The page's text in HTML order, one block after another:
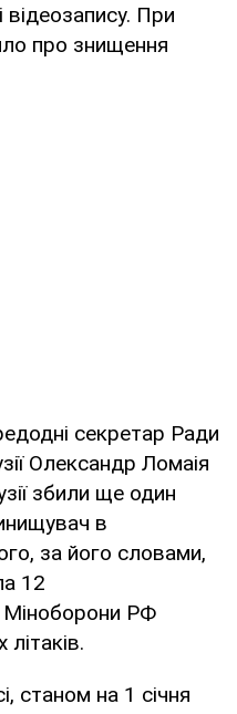
відеозапису. При
про знищення
секретар Ради
Олександр Ломаія
збили ще один
в
за його словами,
12
Міноборони РФ
станом на 1 січня